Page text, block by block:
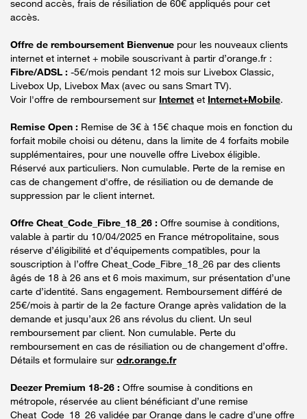
second accès, frais de résiliation de 60€ appliqués pour cet
accès.
Offre de remboursement Bienvenue pour les nouveaux clients
internet et internet + mobile souscrivant à partir d’orange.fr :
Fibre/ADSL : -5€/mois pendant 12 mois sur Livebox Classic,
Livebox Up, Livebox Max (avec ou sans Smart TV).
Voir l'offre de remboursement sur Internet et Internet+Mobile.
Remise Open : Remise de 3€ à 15€ chaque mois en fonction du
forfait mobile choisi ou détenu, dans la limite de 4 forfaits mobile
supplémentaires, pour une nouvelle offre Livebox éligible.
Réservé aux particuliers. Non cumulable. Perte de la remise en
cas de changement d'offre, de résiliation ou de demande de
suppression par le client internet.
Offre Cheat_Code_Fibre_18_26 : Offre soumise à conditions,
valable à partir du 10/04/2025 en France métropolitaine, sous
réserve d’éligibilité et d’équipements compatibles, pour la
souscription à l’offre Cheat_Code_Fibre_18_26 par des clients
âgés de 18 à 26 ans et 6 mois maximum, sur présentation d’une
carte d’identité. Sans engagement. Remboursement différé de
25€/mois à partir de la 2e facture Orange après validation de la
demande et jusqu’aux 26 ans révolus du client. Un seul
remboursement par client. Non cumulable. Perte du
remboursement en cas de résiliation ou de changement d’offre.
Détails et formulaire sur odr.orange.fr
Deezer Premium 18-26 : Offre soumise à conditions en
métropole, réservée au client bénéficiant d’une remise
Cheat_Code_18_26 validée par Orange dans le cadre d’une offre